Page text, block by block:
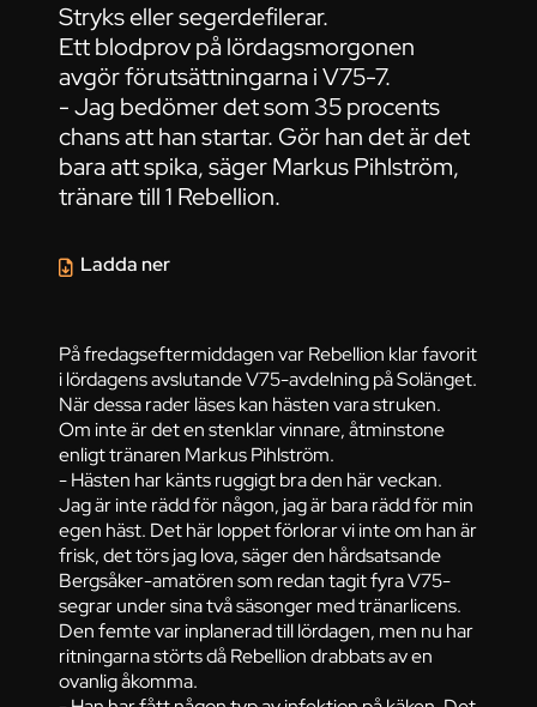
Stryks eller segerdefilerar.
Ett blodprov på lördagsmorgonen
avgör förutsättningarna i V75-7.
- Jag bedömer det som 35 procents
chans att han startar. Gör han det är det
bara att spika, säger Markus Pihlström,
tränare till 1 Rebellion.
På fredagseftermiddagen var Rebellion klar favorit
i lördagens avslutande V75-avdelning på Solänget.
När dessa rader läses kan hästen vara struken.
Om inte är det en stenklar vinnare, åtminstone
enligt tränaren Markus Pihlström.
- Hästen har känts ruggigt bra den här veckan.
Jag är inte rädd för någon, jag är bara rädd för min
egen häst. Det här loppet förlorar vi inte om han är
frisk, det törs jag lova, säger den hårdsatsande
Bergsåker-amatören som redan tagit fyra V75-
segrar under sina två säsonger med tränarlicens.
Den femte var inplanerad till lördagen, men nu har
ritningarna störts då Rebellion drabbats av en
ovanlig åkomma.
Ladda ner